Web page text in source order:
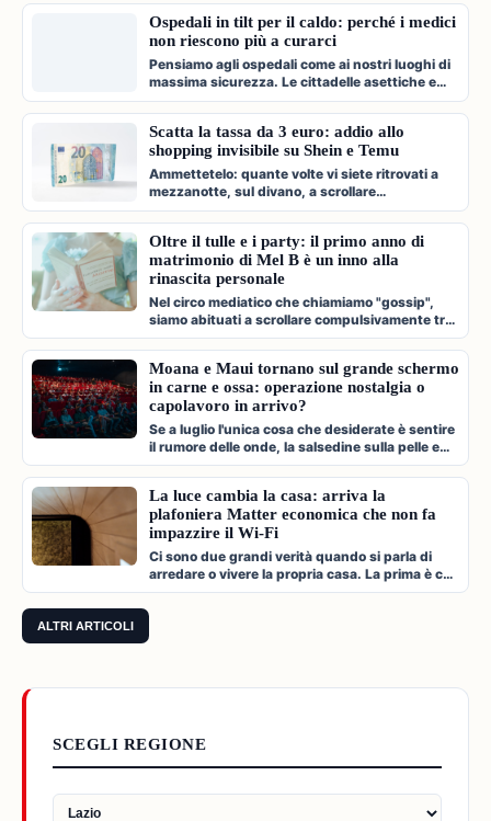
Ospedali in tilt per il caldo: perché i medici
non riescono più a curarci
Pensiamo agli ospedali come ai nostri luoghi di
massima sicurezza. Le cittadelle asettiche e
climatizzate dove veniamo c…
Scatta la tassa da 3 euro: addio allo
shopping invisibile su Shein e Temu
Ammettetelo: quante volte vi siete ritrovati a
mezzanotte, sul divano, a scrollare
compulsivamente l'app di Shein, Temu…
Oltre il tulle e i party: il primo anno di
matrimonio di Mel B è un inno alla
rinascita personale
Nel circo mediatico che chiamiamo "gossip",
siamo abituati a scrollare compulsivamente tra
paparazzate fugaci, divorzi a…
Moana e Maui tornano sul grande schermo
in carne e ossa: operazione nostalgia o
capolavoro in arrivo?
Se a luglio l'unica cosa che desiderate è sentire
il rumore delle onde, la salsedine sulla pelle e
cantare a squarciagol…
La luce cambia la casa: arriva la
plafoniera Matter economica che non fa
impazzire il Wi-Fi
Ci sono due grandi verità quando si parla di
arredare o vivere la propria casa. La prima è che
l'illuminazione è l'archi…
ALTRI ARTICOLI
SCEGLI REGIONE